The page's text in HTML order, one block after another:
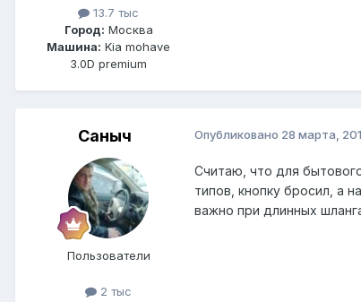
13.7 тыс
Город: Москва
Машина: Kia mohave
3.0D premium
Саныч
Пользователи
2 тыс
Опубликовано 28 марта,
Считаю, что для
типов, кнопку бросил, а
важно при длинных